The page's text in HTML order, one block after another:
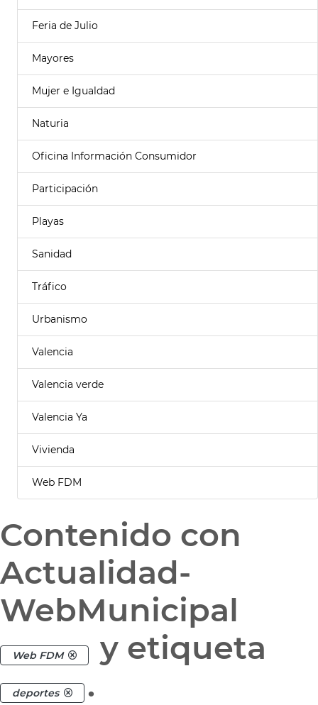
Feria de Julio
Mayores
Mujer e Igualdad
Naturia
Oficina Información Consumidor
Participación
Playas
Sanidad
Tráfico
Urbanismo
Valencia
Valencia verde
Valencia Ya
Vivienda
Web FDM
Contenido con
Actualidad-
WebMunicipal
Web FDM y etiqueta
deportes .